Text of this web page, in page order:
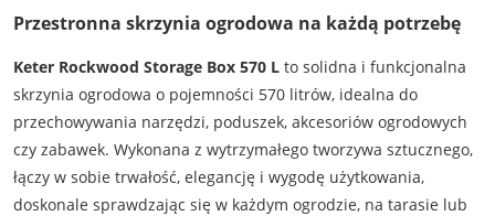
Przestronna skrzynia ogrodowa na każdą potrzebę
Keter Rockwood Storage Box 570 Lto solidna i funkcjonalna
skrzynia ogrodowa o pojemności 570 litrów, idealna do
przechowywania narzędzi, poduszek, akcesoriów ogrodowych
czy zabawek. Wykonana z wytrzymałego tworzywa sztucznego,
łączy w sobie trwałość, elegancję i wygodę użytkowania,
doskonale sprawdzając się w każdym ogrodzie, na tarasie lub